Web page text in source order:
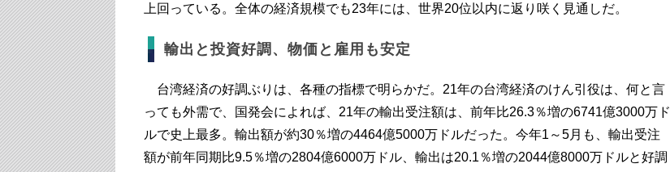
上回っている。全体の経済規模でも23年には、世界20位以内に返り咲く見通しだ。
輸出と投資好調、物価と雇用も安定
台湾経済の好調ぶりは、各種の指標で明らかだ。21年の台湾経済のけん引役は、何と言
っても外需で、国発会によれば、21年の輸出受注額は、前年比26.3％増の6741億3000万ド
ルで史上最多。輸出額が約30％増の4464億5000万ドルだった。今年1～5月も、輸出受注
額が前年同期比9.5％増の2804億6000万ドル、輸出は20.1％増の2044億8000万ドルと好調